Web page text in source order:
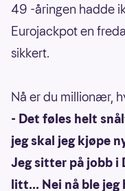
49 -åringen hadde
Eurojackpot en
sikkert.
Nå er du millionær,
- Det føles helt
jeg skal jeg kjøpe
Jeg sitter på jobb i
litt... Nei nå ble jeg